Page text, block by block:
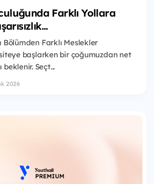
Farklı Yollara
Bölümden Farklı Meslekler
başlarken bir çoğumuzdan net
Seçt...
2026